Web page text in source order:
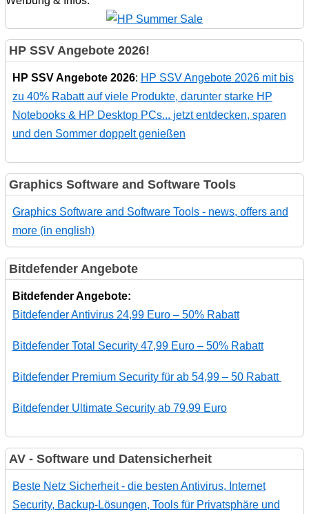
HP SSV Angebote 2026!
HP SSV Angebote 2026: HP SSV Angebote 2026 mit bis
zu 40% Rabatt auf viele Produkte, darunter starke HP
Notebooks & HP Desktop PCs... jetzt entdecken, sparen
und den Sommer doppelt genießen
Graphics Software and Software Tools
Graphics Software and Software Tools - news, offers and
more (in english)
Bitdefender Angebote
Bitdefender Angebote:
Bitdefender Antivirus 24,99 Euro – 50% Rabatt
Bitdefender Total Security 47,99 Euro – 50% Rabatt
Bitdefender Premium Security für ab 54,99 – 50 Rabatt
Bitdefender Ultimate Security ab 79,99 Euro
AV - Software und Datensicherheit
Beste Netz Sicherheit - die besten Antivirus, Internet
Security, Backup-Lösungen, Tools für Privatsphäre und